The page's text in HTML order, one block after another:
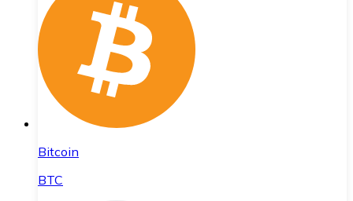
Bitcoin
BTC